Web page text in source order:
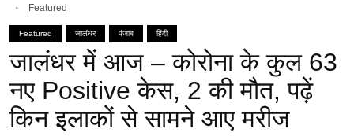
Featured
Featured जालंधर पंजाब हिंदी
जालंधर में आज – कोरोना के कुल 63
नए Positive केस, 2 की मौत, पढ़ें
किन इलाकों से सामने आए मरीज